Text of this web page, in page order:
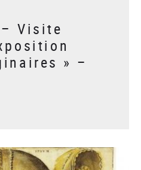
Visite
» –